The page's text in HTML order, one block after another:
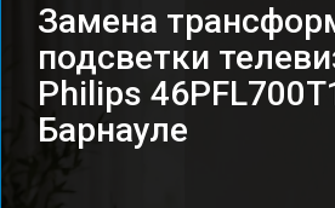
Замена
подсветки
Philips
Барнауле